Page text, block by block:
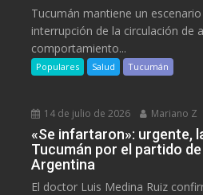
Tucumán mantiene un
interrupción de la circulación de
comportamiento...
Populares Salud Tucumán
14 de julio de 2026 Mariano Z
«Se infartaron»: urgente,
Tucumán por el partido
Argentina
El doctor Luis Medina Ruiz